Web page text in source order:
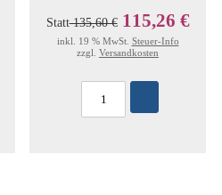
Statt135,60 € 115,26 €
inkl. 19 % MwSt. Steuer-Info
zzgl. Versandkosten